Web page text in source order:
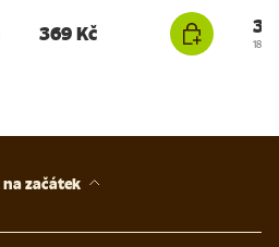
369 Kč Cena
186
na začátek